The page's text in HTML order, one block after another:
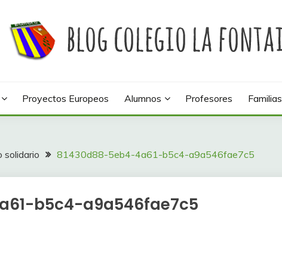
Proyectos Europeos Alumnos Profesores Familias
solidario 81430d88-5eb4-4a61-b5c4-a9a546fae7c5
b5c4-a9a546fae7c5